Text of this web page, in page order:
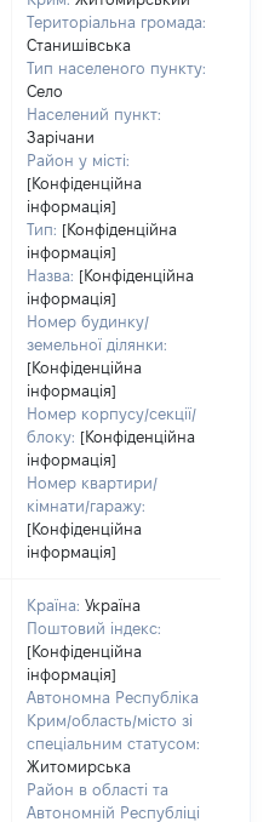
Територіальна громада:
Станишівська
Тип населеного пункту:
Село
Населений пункт:
Зарічани
Район у місті:
[Конфіденційна
інформація]
Тип: [Конфіденційна
інформація]
Назва: [Конфіденційна
інформація]
Номер будинку/
земельної ділянки:
[Конфіденційна
інформація]
Номер корпусу/секції/
блоку: [Конфіденційна
інформація]
Номер квартири/
кімнати/гаражу:
[Конфіденційна
інформація]
Країна: Україна
Поштовий індекс:
[Конфіденційна
інформація]
Автономна Республіка
Крим/область/місто зі
спеціальним статусом:
Житомирська
Район в області та
Автономній Республіці